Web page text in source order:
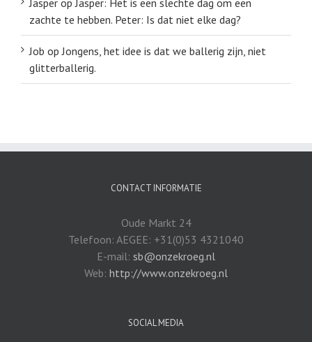
zachte te hebben. Peter: Is dat niet elke dag?
Job opJongens, het idee is dat we ballerig zijn, niet
glitterballerig.
CONTACT INFORMATIE
Oude Markt 24
Telefoon: AEGEE: +31(0)53 4321040
E-mail: sb@onzekroeg.nl
Web: http://www.onzekroeg.nl
SOCIAL MEDIA